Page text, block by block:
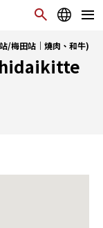
田站｜燒肉、和牛)